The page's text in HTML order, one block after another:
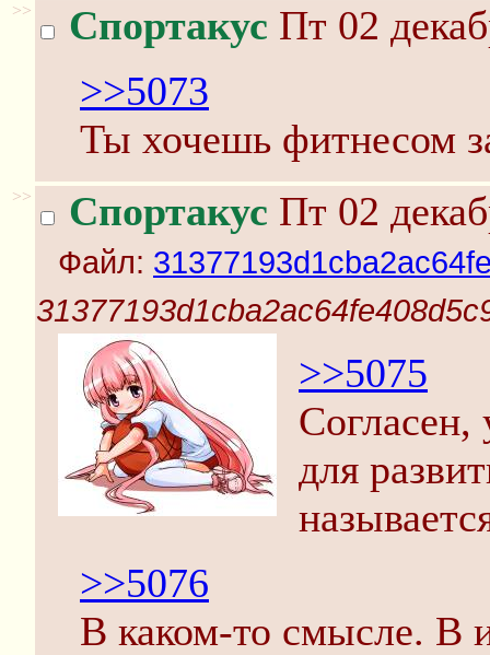
>> Спортакус Пт 02
>>5073
Ты хочешь фитнесом
>> Спортакус Пт 02
Файл:
>>5075
Согласен,
для
>>5076
В каком-то смысле. В